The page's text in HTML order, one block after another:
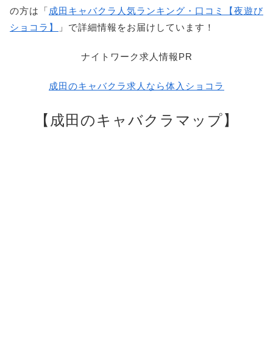
の方は「 成田キャバクラ人気ランキング・口コミ【夜遊び
ショコラ】
」で詳細情報をお届けしています！
ナイトワーク求人情報PR
成田のキャバクラ求人なら体入ショコラ
【成田のキャバクラマップ】